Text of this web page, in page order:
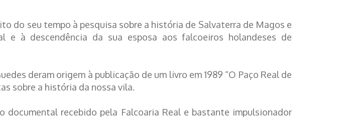
do seu tempo à pesquisa sobre a história de Salvaterra de Magos e
à descendência da sua esposa aos falcoeiros holandeses de
deram origem à publicação de um livro em 1989 “O Paço Real de
sobre a história da nossa vila.
recebido pela Falcoaria Real e bastante impulsionador